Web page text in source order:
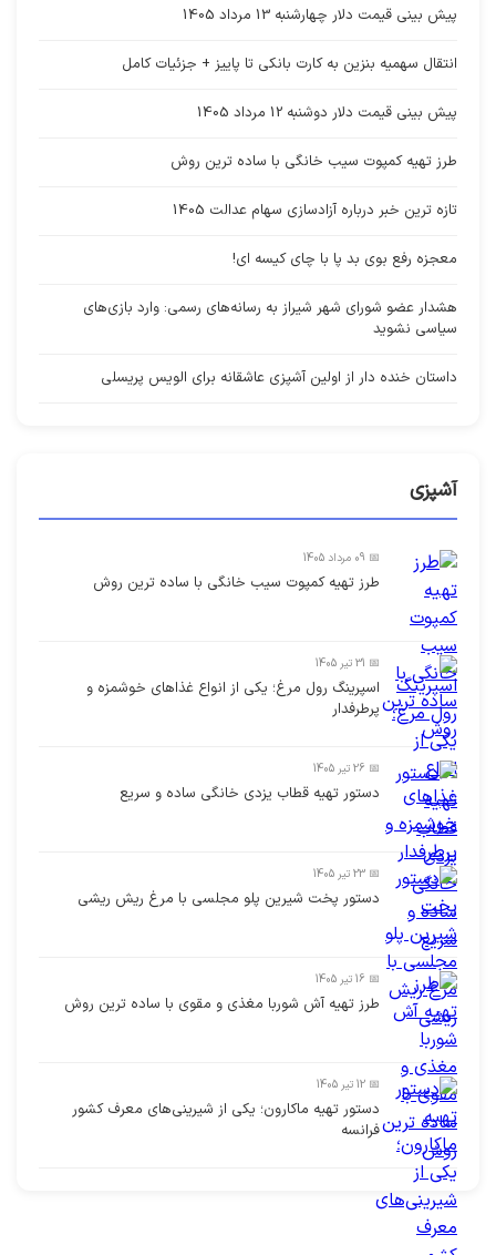
پیش بینی قیمت دلار چهارشنبه 13 مرداد 1405
انتقال سهمیه بنزین به کارت بانکی تا پاییز + جزئیات کامل
پیش بینی قیمت دلار دوشنبه 12 مرداد 1405
طرز تهیه کمپوت سیب خانگی با ساده ترین روش
تازه ترین خبر درباره آزادسازی سهام عدالت 1405
معجزه رفع بوی بد پا با چای کیسه ای!
هشدار عضو شورای شهر شیراز به رسانه‌های رسمی: وارد بازی‌های
سیاسی نشوید
داستان خنده دار از اولین آشپزی عاشقانه برای الویس پریسلی
آشپزی
📅 09 مرداد 1405
طرز تهیه کمپوت سیب خانگی با ساده ترین روش
📅 31 تیر 1405
اسپرینگ رول مرغ؛ یکی از انواع غذاهای خوشمزه و
پرطرفدار
📅 26 تیر 1405
دستور تهیه قطاب یزدی خانگی ساده و سریع
📅 23 تیر 1405
دستور پخت شیرین پلو مجلسی با مرغ ریش ریشی
📅 16 تیر 1405
طرز تهیه آش شوربا مغذی و مقوی با ساده ترین روش
📅 12 تیر 1405
دستور تهیه ماکارون؛ یکی از شیرینی‌های معرف کشور
فرانسه